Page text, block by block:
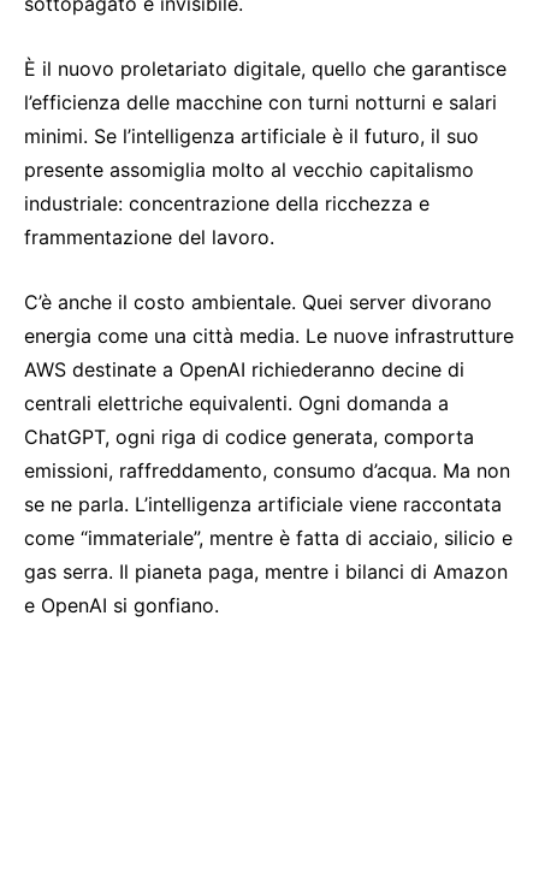
È il nuovo proletariato digitale, quello che garantisce
l’efficienza delle macchine con turni notturni e salari
minimi. Se l’intelligenza artificiale è il futuro, il suo
presente assomiglia molto al vecchio capitalismo
industriale: concentrazione della ricchezza e
frammentazione del lavoro.
C’è anche il costo ambientale. Quei server divorano
energia come una città media. Le nuove infrastrutture
AWS destinate a OpenAI richiederanno decine di
centrali elettriche equivalenti. Ogni domanda a
ChatGPT, ogni riga di codice generata, comporta
emissioni, raffreddamento, consumo d’acqua. Ma non
se ne parla. L’intelligenza artificiale viene raccontata
come “immateriale”, mentre è fatta di acciaio, silicio e
gas serra. Il pianeta paga, mentre i bilanci di Amazon
e OpenAI si gonfiano.